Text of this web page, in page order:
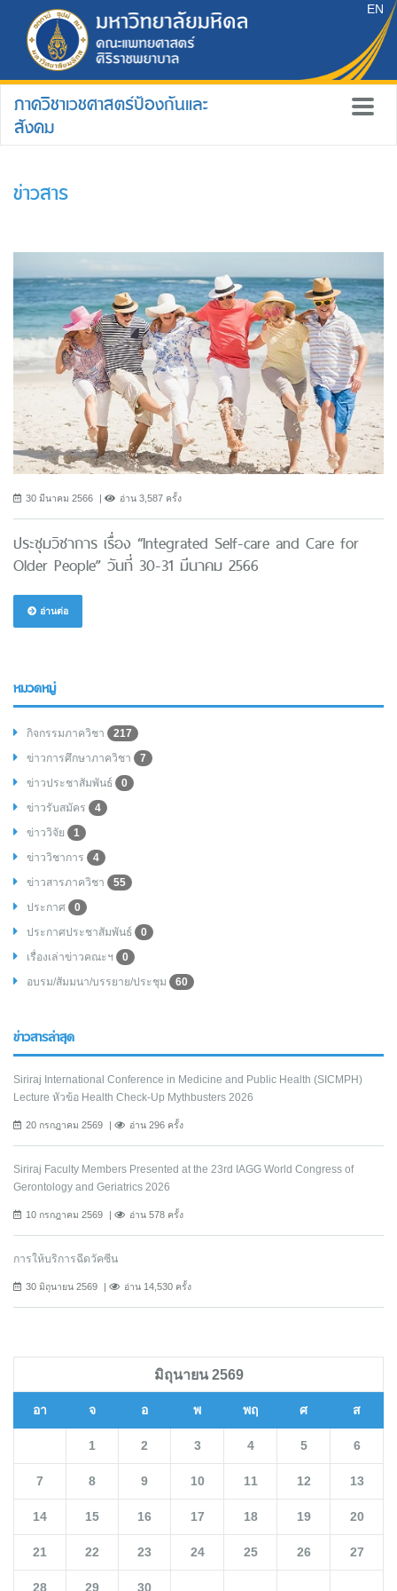
EN
ภาควิชาเวชศาสตร์ป้องกันและ
สังคม
ข่าวสาร
30 มีนาคม 2566 อ่าน 3,587 ครั้ง
ประชุมวิชาการ เรื่อง “Integrated Self-care and Care for
Older People” วันที่ 30-31 มีนาคม 2566
อ่านต่อ
หมวดหมู่
กิจกรรมภาควิชา
217
ข่าวการศึกษาภาควิชา
7
ข่าวประชาสัมพันธ์
0
ข่าวรับสมัคร
4
ข่าววิจัย
1
ข่าววิชาการ
4
ข่าวสารภาควิชา
55
ประกาศ
0
ประกาศประชาสัมพันธ์
0
เรื่องเล่าข่าวคณะฯ
0
อบรม/สัมมนา/บรรยาย/ประชุม
60
ข่าวสารล่าสุด
Siriraj International Conference in Medicine and Public Health (SICMPH)
Lecture หัวข้อ Health Check-Up Mythbusters 2026
20 กรกฎาคม 2569 อ่าน 296 ครั้ง
Siriraj Faculty Members Presented at the 23rd IAGG World Congress of
Gerontology and Geriatrics 2026
10 กรกฎาคม 2569 อ่าน 578 ครั้ง
การให้บริการฉีดวัคซีน
30 มิถุนายน 2569 อ่าน 14,530 ครั้ง
มิถุนายน 2569
อา จ อ พ พฤ ศ ส
1 2 3 4 5 6
7 8 9 10 11 12 13
14 15 16 17 18 19 20
21 22 23 24 25 26 27
28 29 30